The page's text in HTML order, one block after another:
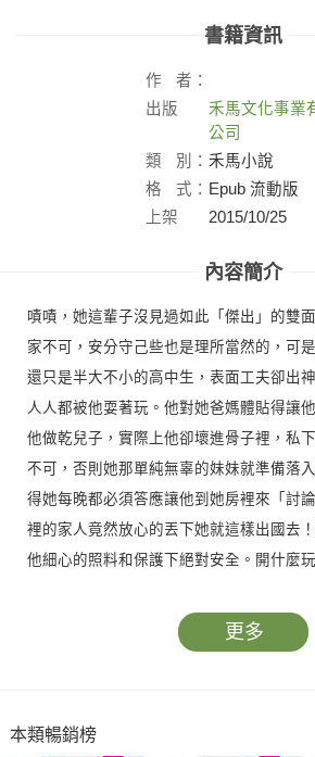
書籍資訊
作
者：
出版
禾馬文化事業
公司
類
別： 禾馬小說
格
式： Epub 流動版
上架
2015/10/25
內容簡介
嘖嘖，她這輩子沒見過如此「傑出」的雙
家不可，安分守己些也是理所當然的，可
還只是半大不小的高中生，表面工夫卻出
人人都被他耍著玩。他對她爸媽體貼得讓
他做乾兒子，實際上他卻壞進骨子裡，私
不可，否則她那單純無辜的妹妹就準備落
得她每晚都必須答應讓他到她房裡來「討
裡的家人竟然放心的丟下她就這樣出國去
他細心的照料和保護下絕對安全。開什麼
更多
本類暢銷榜